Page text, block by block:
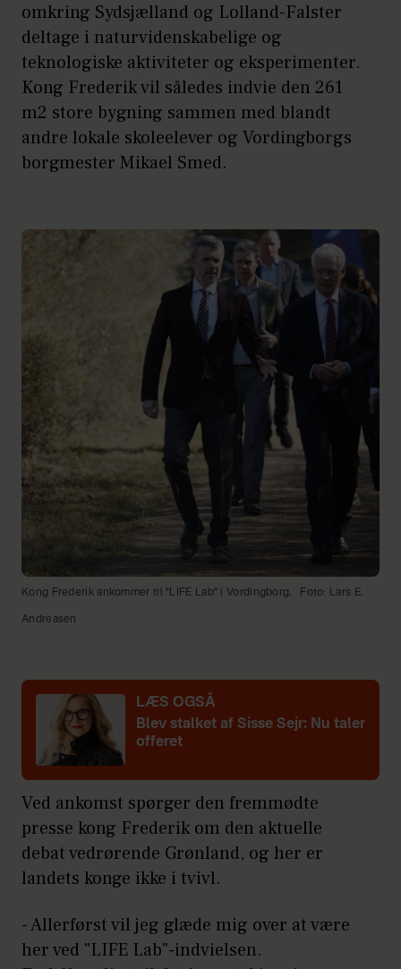
omkring Sydsjælland og Lolland-Falster
deltage i naturvidenskabelige og
teknologiske aktiviteter og eksperimenter.
Kong Frederik vil således indvie den 261
m2 store bygning sammen med blandt
andre lokale skoleelever og Vordingborgs
borgmester Mikael Smed.
Kong Frederik ankommer til "LIFE Lab" i Vordingborg. Foto: Lars E.
Andreasen
LÆS OGSÅ
Blev stalket af Sisse Sejr: Nu taler
offeret
Ved ankomst spørger den fremmødte
presse kong Frederik om den aktuelle
debat vedrørende Grønland, og her er
landets konge ikke i tvivl.
- Allerførst vil jeg glæde mig over at være
her ved "LIFE Lab"-indvielsen.